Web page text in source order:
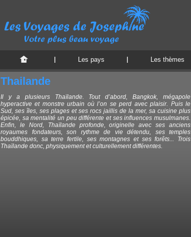
Les pays Les thèmes
Thailande
Il y a plusieurs Thaïlande. Tout d’abord, Bangkok, mégapole
hyperactive et monstre urbain où l’on se perd avec plaisir. Puis le
Sud, ses îles, ses plages et ses rocs jaillis de la mer, sa cuisine plus
épicée, sa mentalité un peu différente et ses influences musulmanes.
Enfin, le Nord, Thaïlande profonde, originelle avec ses anciens
royaumes fondateurs, son rythme de vie détendu, ses temples
bouddhiques, sa terre fertile, ses montagnes et ses forêts... Trois
Thaïlande donc, physiquement et culturellement différentes.